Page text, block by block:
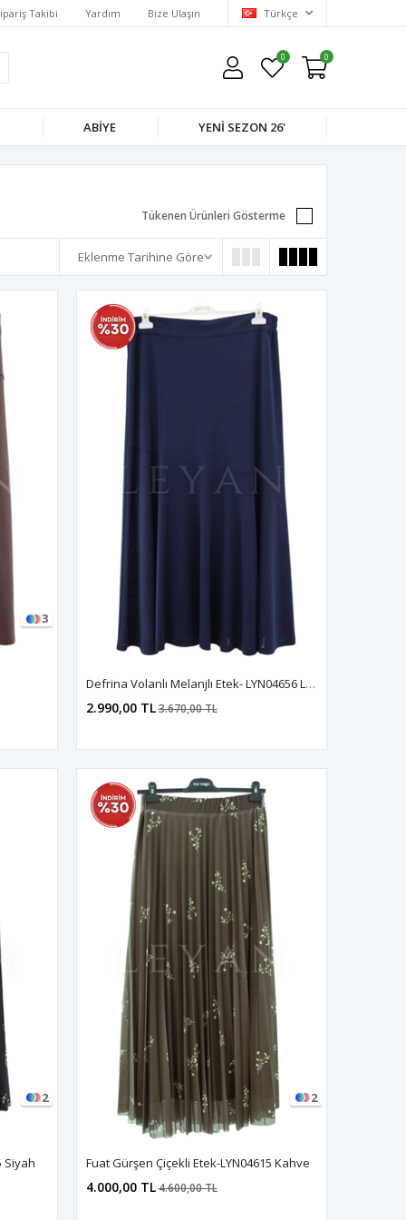
Takibi Yardım Bize Ulaşın Türkçe
0 0
ABIYE YENI SEZON 26'
Tükenen Ürünleri Gösterme
3
Defrina Volanlı Melanjlı Etek- LYN04656 Lacivert
2.990,00 TL3.670,00 TL
2
Siyah
2
Fuat Gürşen Çiçekli Etek-LYN04615 Kahve
4.000,00 TL4.600,00 TL